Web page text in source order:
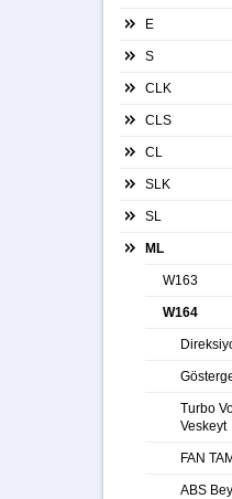
E
S
CLK
CLS
CL
SLK
SL
ML
W163
W164
Turbo
Veskeyt
FAN
ABS